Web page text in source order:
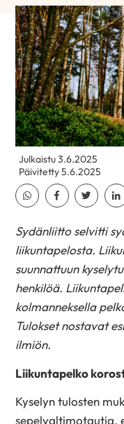
Julkaistu 3.6.2025
Päivitetty 5.6.2025
Jaa Whatsapp
Jaa Facebook
Jaa Twitter
Jaa
Sydänliitto selvitti
liikuntapelosta.
suunnattuun
henkilöä.
kolmanneksella
Tulokset nostavat
ilmiön.
Liikuntapelko
Kyselyn tulosten
sepelvaltimotautia,